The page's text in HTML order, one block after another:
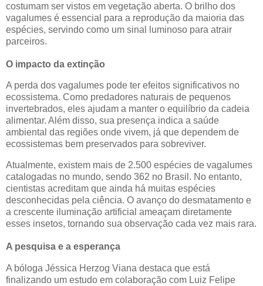
costumam ser vistos em vegetação aberta. O brilho dos
vagalumes é essencial para a reprodução da maioria das
espécies, servindo como um sinal luminoso para atrair
parceiros.
O impacto da extinção
A perda dos vagalumes pode ter efeitos significativos no
ecossistema. Como predadores naturais de pequenos
invertebrados, eles ajudam a manter o equilíbrio da cadeia
alimentar. Além disso, sua presença indica a saúde
ambiental das regiões onde vivem, já que dependem de
ecossistemas bem preservados para sobreviver.
Atualmente, existem mais de 2.500 espécies de vagalumes
catalogadas no mundo, sendo 362 no Brasil. No entanto,
cientistas acreditam que ainda há muitas espécies
desconhecidas pela ciência. O avanço do desmatamento e
a crescente iluminação artificial ameaçam diretamente
esses insetos, tornando sua observação cada vez mais rara.
A pesquisa e a esperança
A bóloga Jéssica Herzog Viana destaca que está
finalizando um estudo em colaboração com Luiz Felipe